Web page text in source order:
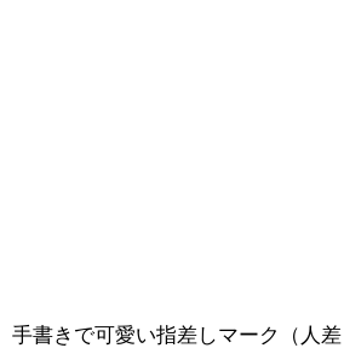
手書きで可愛い指差しマーク（人